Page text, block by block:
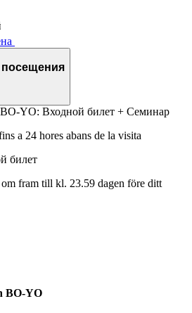
посещения
YO: Входной билет + Семинар
a 24 hores abans de la visita
билет
fram till kl. 23.59 dagen före ditt
BO-YO